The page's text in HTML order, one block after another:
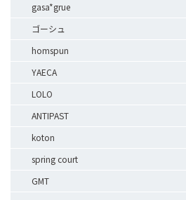
gasa*grue
ゴーシュ
homspun
YAECA
LOLO
ANTIPAST
koton
spring court
GMT